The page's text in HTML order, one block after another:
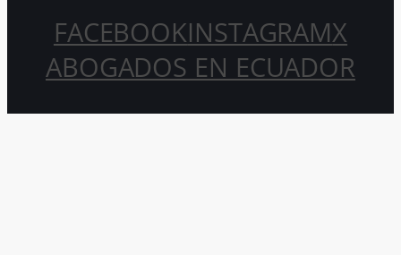
FACEBOOKINSTAGRAMX
ABOGADOS EN ECUADOR